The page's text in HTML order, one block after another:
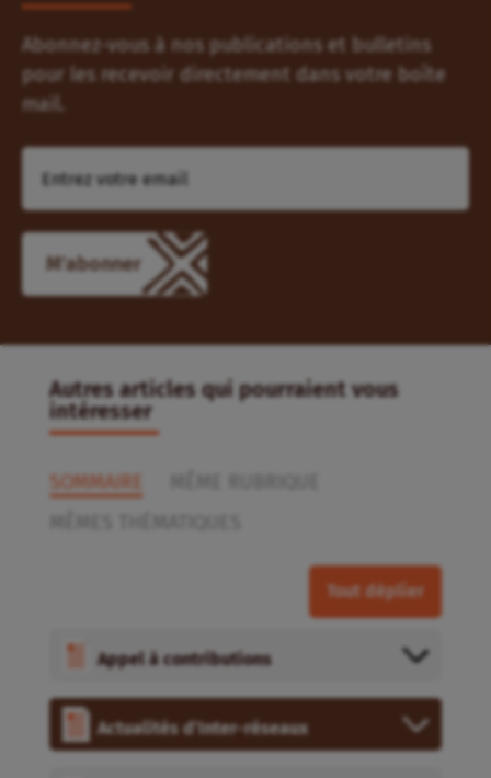
Abonnez-vous à nos publications et bulletins
pour les recevoir directement dans votre boîte
mail.
Autres articles qui pourraient vous
intéresser
SOMMAIRE
Tout déplier
Appel à contributions
Actualités d’Inter-réseaux